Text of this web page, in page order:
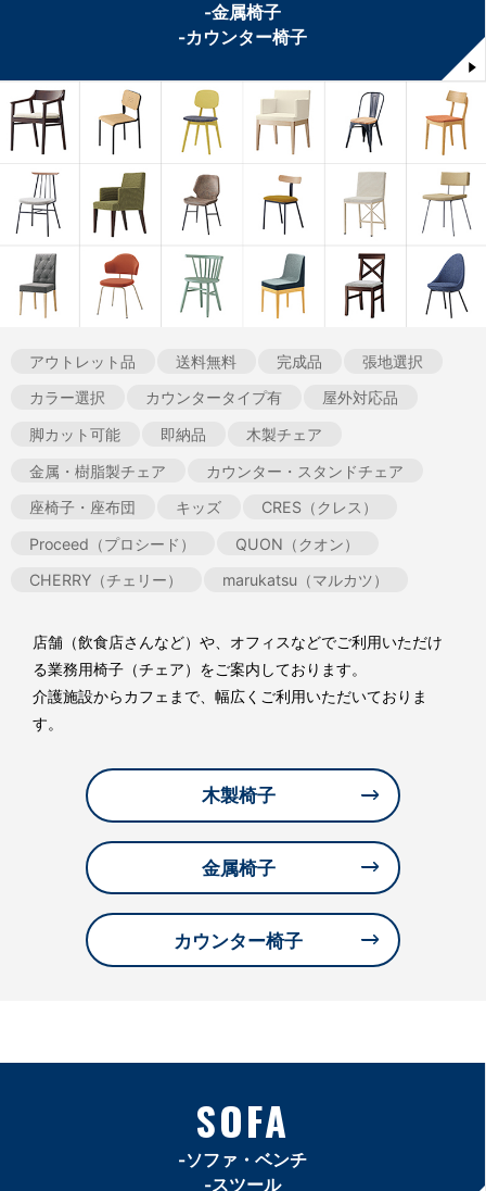
-金属椅子
-カウンター椅子
アウトレット品 送料無料 完成品
張地選択
カラー選択
カウンタータイプ有
屋外対応品
脚カット可能
即納品
木製チェア
金属・樹脂製チェア
カウンター・スタンドチェア
座椅子・座布団
キッズ
CRES（クレス）
Proceed（プロシード）
QUON（クオン）
CHERRY（チェリー）
marukatsu（マルカツ）
店舗（飲食店さんなど）や、オフィスなどでご利用いただけ
る業務用椅子（チェア）をご案内しております。
介護施設からカフェまで、幅広くご利用いただいておりま
す。
木製椅子
金属椅子
カウンター椅子
SOFA
-ソファ・ベンチ
-スツール